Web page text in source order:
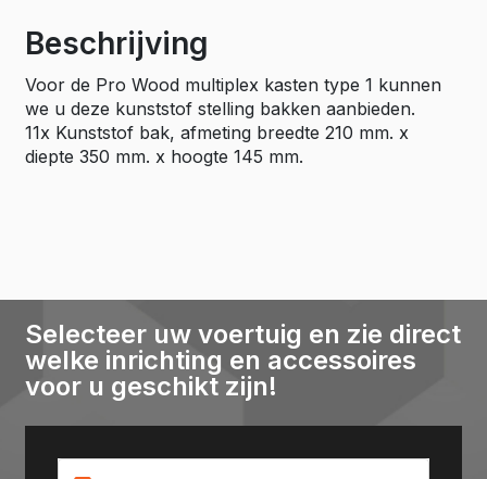
L=2495
mm.
aantal
Beschrijving
Voor de Pro Wood multiplex kasten type 1 kunnen
we u deze kunststof stelling bakken aanbieden.
11x Kunststof bak, afmeting breedte 210 mm. x
diepte 350 mm. x hoogte 145 mm.
Selecteer uw voertuig en zie direct
welke inrichting en accessoires
voor u geschikt zijn!